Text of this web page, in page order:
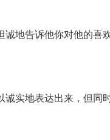
地告诉他你对他的喜
诚实地表达出来，但同